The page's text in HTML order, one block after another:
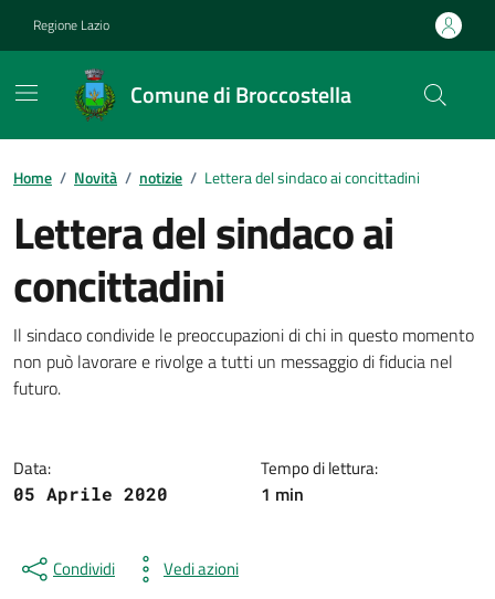
Regione Lazio
Comune di Broccostella
Contenuti in evidenza
Home / Novità / notizie / Lettera del sindaco ai concittadini
Lettera del sindaco ai
concittadini
Dettagli della notizia
Il sindaco condivide le preoccupazioni di chi in questo momento
non può lavorare e rivolge a tutti un messaggio di fiducia nel
futuro.
Data:
05 Aprile 2020
Tempo di lettura:
1 min
Condividi Vedi azioni